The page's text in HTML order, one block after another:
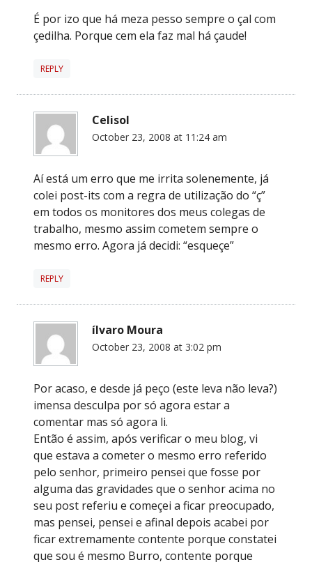
É por izo que há meza pesso sempre o çal com
çedilha. Porque cem ela faz mal há çaude!
REPLY
Celisol
October 23, 2008 at 11:24 am
Aí está um erro que me irrita solenemente, já
colei post-its com a regra de utilização do “ç”
em todos os monitores dos meus colegas de
trabalho, mesmo assim cometem sempre o
mesmo erro. Agora já decidi: “esqueçe”
REPLY
ílvaro Moura
October 23, 2008 at 3:02 pm
Por acaso, e desde já peço (este leva não leva?)
imensa desculpa por só agora estar a
comentar mas só agora li.
Então é assim, após verificar o meu blog, vi
que estava a cometer o mesmo erro referido
pelo senhor, primeiro pensei que fosse por
alguma das gravidades que o senhor acima no
seu post referiu e começei a ficar preocupado,
mas pensei, pensei e afinal depois acabei por
ficar extremamente contente porque constatei
que sou é mesmo Burro, contente porque